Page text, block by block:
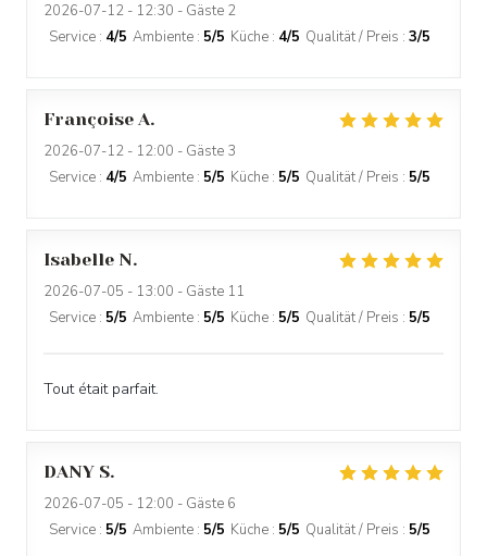
2026-07-12 - 12:30 - Gäste 2
Service : 4/5 Ambiente : 5/5 Küche : 4/5 Qualität / Preis : 3/5
Françoise A
2026-07-12 - 12:00 - Gäste 3
Service : 4/5 Ambiente : 5/5 Küche : 5/5 Qualität / Preis : 5/5
Isabelle N
2026-07-05 - 13:00 - Gäste 11
Service : 5/5 Ambiente : 5/5 Küche : 5/5 Qualität / Preis : 5/5
Tout était parfait.
DANY S
2026-07-05 - 12:00 - Gäste 6
Service : 5/5 Ambiente : 5/5 Küche : 5/5 Qualität / Preis : 5/5